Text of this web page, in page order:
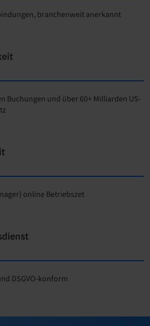
branchenweit anerkannt
Buchungen und über 60+ Milliarden US-
online Betriebszet
DSGVO-konform